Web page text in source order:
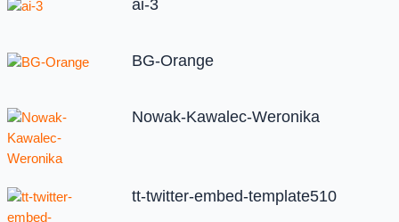
ai-3
BG-Orange
Nowak-Kawalec-Weronika
tt-twitter-embed-template510